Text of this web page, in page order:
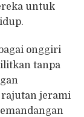
untuk
onggiri
tanpa
rajutan jerami